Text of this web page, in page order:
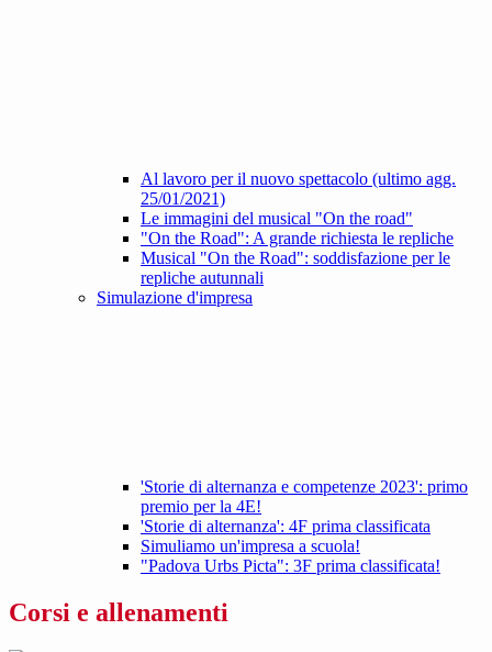
Al lavoro per il nuovo spettacolo (ultimo agg.
25/01/2021)
Le immagini del musical "On the road"
"On the Road": A grande richiesta le repliche
Musical "On the Road": soddisfazione per le
repliche autunnali
Simulazione d'impresa
'Storie di alternanza e competenze 2023': primo
premio per la 4E!
'Storie di alternanza': 4F prima classificata
Simuliamo un'impresa a scuola!
"Padova Urbs Picta": 3F prima classificata!
Corsi e allenamenti